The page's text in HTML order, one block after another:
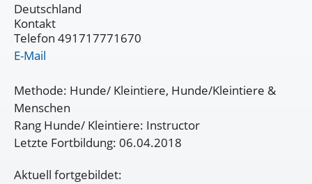
Deutschland
Kontakt
Telefon 491717771670
E-Mail
Methode: Hunde/ Kleintiere, Hunde/Kleintiere &
Menschen
Rang Hunde/ Kleintiere: Instructor
Letzte Fortbildung: 06.04.2018
Aktuell fortgebildet: